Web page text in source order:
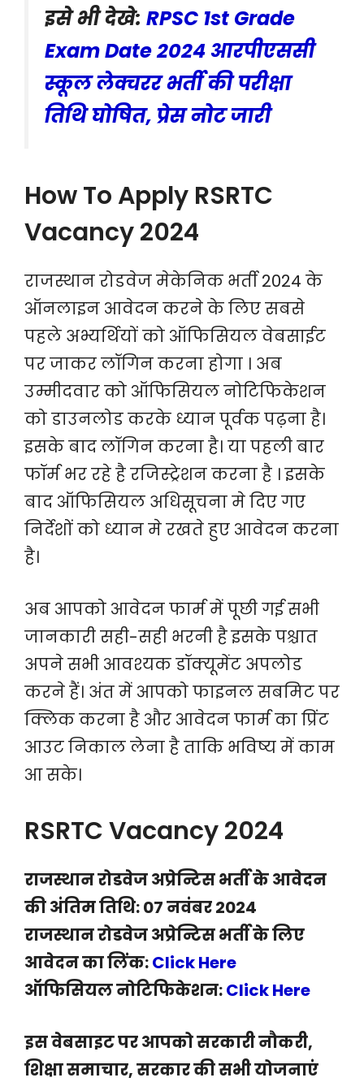
इसे भी देखे: RPSC 1st Grade
Exam Date 2024 आरपीएससी
स्कूल लेक्चरर भर्ती की परीक्षा
तिथि घोषित, प्रेस नोट जारी
How To Apply RSRTC
Vacancy 2024
राजस्थान रोडवेज मेकेनिक भर्ती 2024 के
ऑनलाइन आवेदन करने के लिए सबसे
पहले अभ्यर्थियों को ऑफिसियल वेबसाईट
पर जाकर लॉगिन करना होगा । अब
उम्मीदवार को ऑफिसियल नोटिफिकेशन
को डाउनलोड करके ध्यान पूर्वक पढ़ना है।
इसके बाद लॉगिन करना है। या पहली बार
फॉर्म भर रहे है रजिस्ट्रेशन करना है । इसके
बाद ऑफिसियल अधिसूचना मे दिए गए
निर्देशों को ध्यान मे रखते हुए आवेदन करना
है।
अब आपको आवेदन फार्म में पूछी गई सभी
जानकारी सही-सही भरनी है इसके पश्चात
अपने सभी आवश्यक डॉक्यूमेंट अपलोड
करने हैं। अंत में आपको फाइनल सबमिट पर
क्लिक करना है और आवेदन फार्म का प्रिंट
आउट निकाल लेना है ताकि भविष्य में काम
आ सके।
RSRTC Vacancy 2024
राजस्थान रोडवेज अप्रेन्टिस भर्ती के आवेदन
की अंतिम तिथि: 07 नवंबर 2024
राजस्थान रोडवेज अप्रेन्टिस भर्ती के लिए
आवेदन का लिंक:Click Here
ऑफिसियल नोटिफिकेशन:Click Here
इस वेबसाइट पर आपको सरकारी नौकरी,
शिक्षा समाचार, सरकार की सभी योजनाएं